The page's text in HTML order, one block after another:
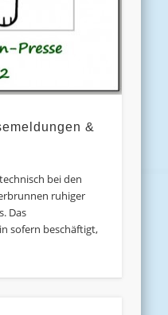
&
bei den
ruhiger
Das
sofern beschäftigt,